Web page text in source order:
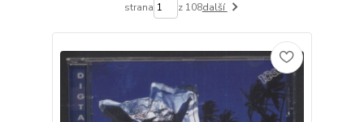
strana z 108další